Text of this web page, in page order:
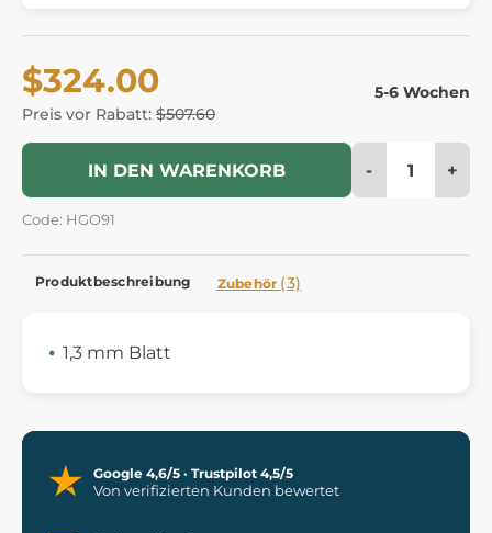
$324.00
Preis vor Rabatt: $507.60
5-6 Wochen
IN DEN WARENKORB - +
Code: HGO91
Produktbeschreibung Zubehör (3)
1,3 mm Blatt
Google 4,6/5 · Trustpilot 4,5/5
Von verifizierten Kunden bewertet